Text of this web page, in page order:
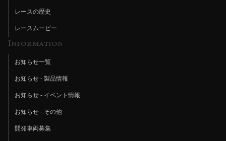
レースの歴史
レースムービー
Information
お知らせ一覧
お知らせ - 製品情報
お知らせ - イベント情報
お知らせ - その他
開発車両募集